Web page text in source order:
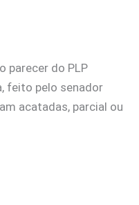
parecer do PLP
feito pelo senador
acatadas, parcial ou